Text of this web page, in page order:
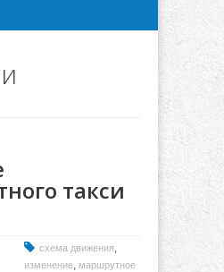
такси
схема движения,
изменение, маршрутное